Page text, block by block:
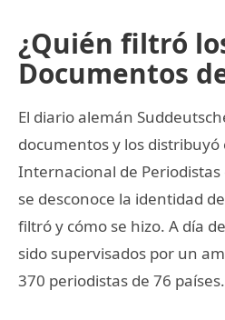
¿Quién filtró
Documentos
El diario alemán
documentos y los distribuyó
Internacional de
se desconoce la identidad
filtró y cómo se hizo. A día
sido supervisados por un
370 periodistas de 76 países.